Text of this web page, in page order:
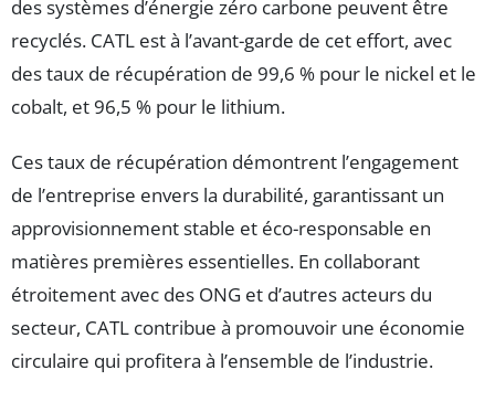
des systèmes d’énergie zéro carbone peuvent être
recyclés. CATL est à l’avant-garde de cet effort, avec
des taux de récupération de 99,6 % pour le nickel et le
cobalt, et 96,5 % pour le lithium.
Ces taux de récupération démontrent l’engagement
de l’entreprise envers la durabilité, garantissant un
approvisionnement stable et éco-responsable en
matières premières essentielles. En collaborant
étroitement avec des ONG et d’autres acteurs du
secteur, CATL contribue à promouvoir une économie
circulaire qui profitera à l’ensemble de l’industrie.